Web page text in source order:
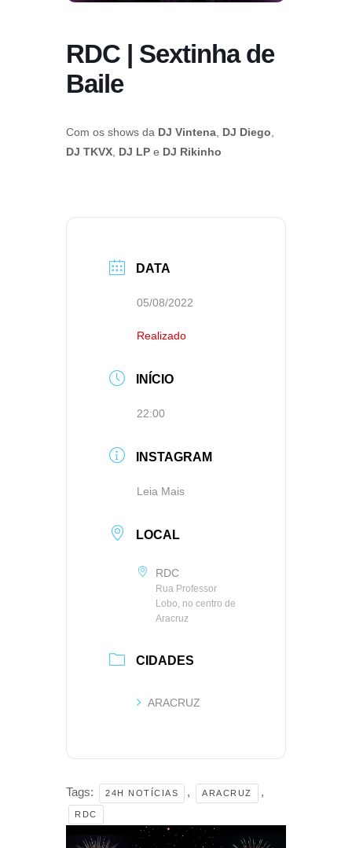
RDC | Sextinha de
Baile
Com os shows da DJ Vintena, DJ Diego,
DJ TKVX, DJ LP e DJ Rikinho
DATA
05/08/2022
Realizado
INÍCIO
22:00
INSTAGRAM
Leia Mais
LOCAL
RDC
Rua Professor
Lobo, no centro de
Aracruz
CIDADES
ARACRUZ
Tags: 24H NOTÍCIAS , ARACRUZ ,
RDC